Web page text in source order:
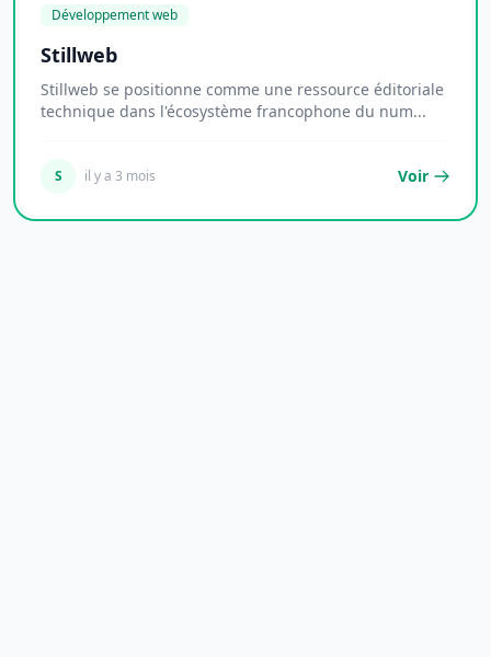
Développement web
Stillweb
Stillweb se positionne comme une ressource éditoriale
technique dans l'écosystème francophone du num...
S il y a 3 mois Voir